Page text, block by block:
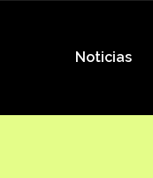
Noticias